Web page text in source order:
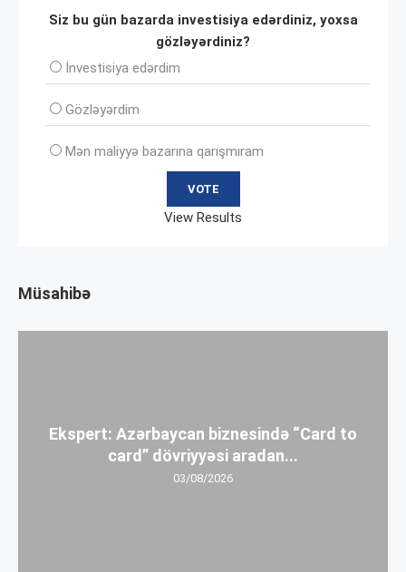
Siz bu gün bazarda investisiya edərdiniz, yoxsa
gözləyərdiniz?
İnvеstisiya edərdim
Gözləyərdim
Mən maliyyə bazarına qarışmıram
View Results
Müsahibə
Ekspert: Azərbaycan biznesində “Card to
card” dövriyyəsi aradan...
03/08/2026